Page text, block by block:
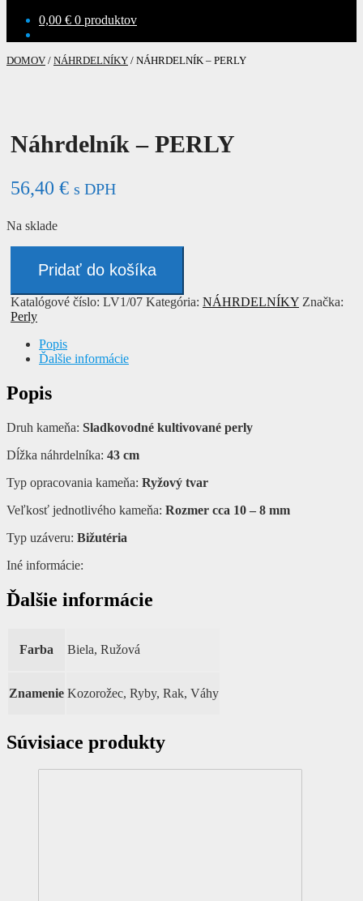
0,00 € 0 produktov
DOMOV / NÁHRDELNÍKY / NÁHRDELNÍK – PERLY
Náhrdelník – PERLY
56,40 € s DPH
Na sklade
Náhrdelník
PERLY
Pridať do košíka
Katalógové číslo: LV1/07 Kategória: NÁHRDELNÍKY Značka:
Perly
Popis
Ďalšie informácie
Popis
Druh kameňa: Sladkovodné kultivované perly
Dĺžka náhrdelníka: 43 cm
Typ opracovania kameňa: Ryžový tvar
Veľkosť jednotlivého kameňa: Rozmer cca 10 – 8 mm
Typ uzáveru: Bižutéria
Iné informácie:
Ďalšie informácie
Farba Biela, Ružová
Znamenie Kozorožec, Ryby, Rak, Váhy
Súvisiace produkty